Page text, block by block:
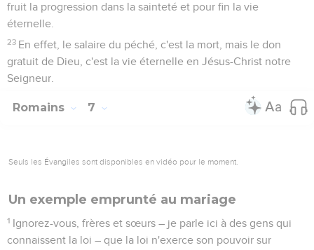
fruit la progression dans la sainteté et pour fin la vie
éternelle.
23 En effet, le salaire du péché, c'est la mort, mais le don
gratuit de Dieu, c'est la vie éternelle en Jésus-Christ notre
Seigneur.
Romains 7
Seuls les Évangiles sont disponibles en vidéo pour le moment.
Un exemple emprunté au mariage
1 Ignorez-vous, frères et sœurs – je parle ici à des gens qui
connaissent la loi – que la loi n'exerce son pouvoir sur